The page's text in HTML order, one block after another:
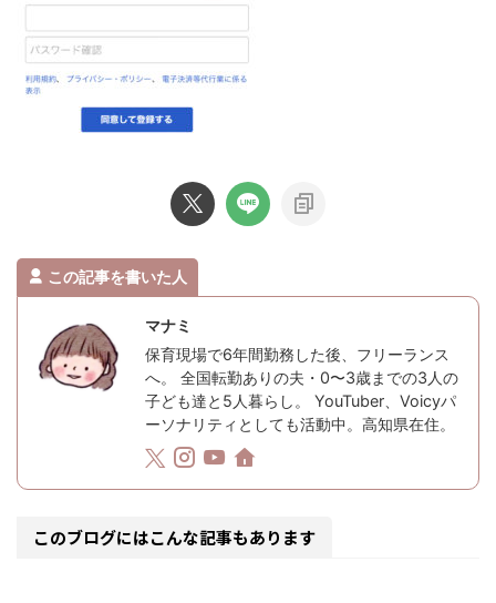
この記事を書いた人
マナミ
保育現場で6年間勤務した後、フリーランス
へ。 全国転勤ありの夫・0〜3歳までの3人の
子ども達と5人暮らし。 YouTuber、Voicyパ
ーソナリティとしても活動中。高知県在住。
このブログにはこんな記事もあります